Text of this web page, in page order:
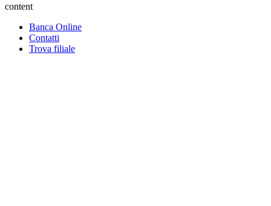
content
Banca Online
Contatti
Trova filiale